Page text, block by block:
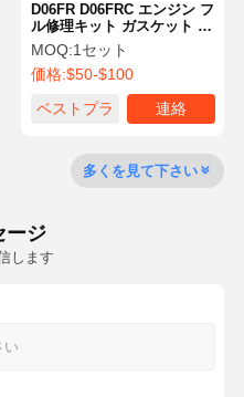
今からお話し
D06FR D06FRC エンジン フ
ル修理キット ガスケット ピ
ストン ベアリング セット
OE ME049588
MOQ:1セット
価格:$50-$100
ベストプラ
連絡
多くを見て下さい
ージ
します